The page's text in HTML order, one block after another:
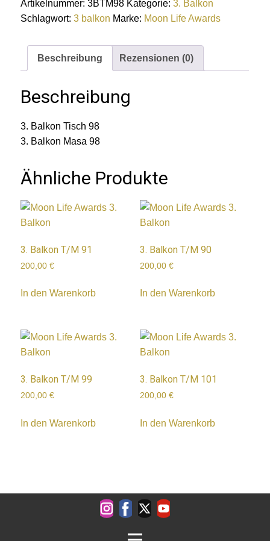
Artikelnummer:3BTM98 Kategorie:3. Balkon
Schlagwort:3 balkon Marke: Moon Life Awards
Beschreibung Rezensionen (0)
Beschreibung
3. Balkon Tisch 98
3. Balkon Masa 98
Ähnliche Produkte
3. Balkon T/M 91
200,00€
In den Warenkorb
3. Balkon T/M 90
200,00 €
In den Warenkorb
3. Balkon T/M 99
200,00€
In den Warenkorb
3. Balkon T/M 101
200,00 €
In den Warenkorb